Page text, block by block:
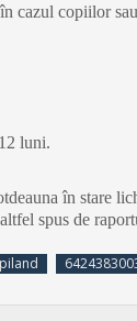
cazul copiilor
luni.
în stare
spus de